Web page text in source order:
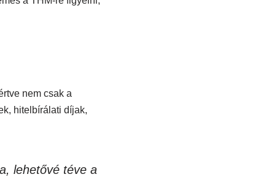
nem csak a
hitelbírálati díjak,
lehetővé téve a